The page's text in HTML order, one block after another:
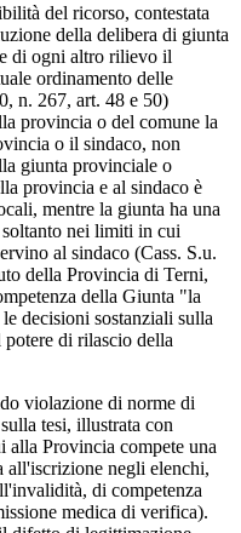
del ricorso, contestata
della delibera di giunta
di ogni altro rilievo il
ordinamento delle
n. 267, art. 48 e 50)
provincia o del comune la
o il sindaco, non
giunta provinciale o
provincia e al sindaco è
mentre la giunta ha una
soltanto nei limiti in cui
al sindaco (Cass. S.u.
della Provincia di Terni,
della Giunta "la
decisioni sostanziali sulla
di rilascio della
violazione di norme di
tesi, illustrata con
alla Provincia compete una
all'iscrizione negli elenchi,
di competenza
medica di verifica).